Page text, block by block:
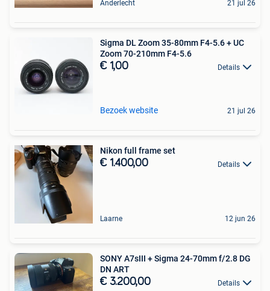
Anderlecht 21 jul 26
Sigma DL Zoom 35-80mm F4-5.6 + UC
Zoom 70-210mm F4-5.6
€ 1,00 Details
Bezoek website 21 jul 26
Nikon full frame set
€ 1.400,00 Details
Laarne 12 jun 26
SONY A7sIII + Sigma 24-70mm f/2.8 DG
DN ART
€ 3.200,00 Details